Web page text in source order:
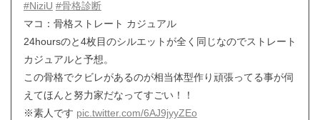
#NiziU #骨格診断
マコ：骨格ストレート カジュアル
24hoursのと4枚目のシルエットが全く同じなのでストレート
カジュアルと予想。
この骨格でクビレがあるのが相当体型作り頑張ってる事が伺
えてほんと努力家だなってすごい！！
※素人です pic.twitter.com/6AJ9jyyZEo